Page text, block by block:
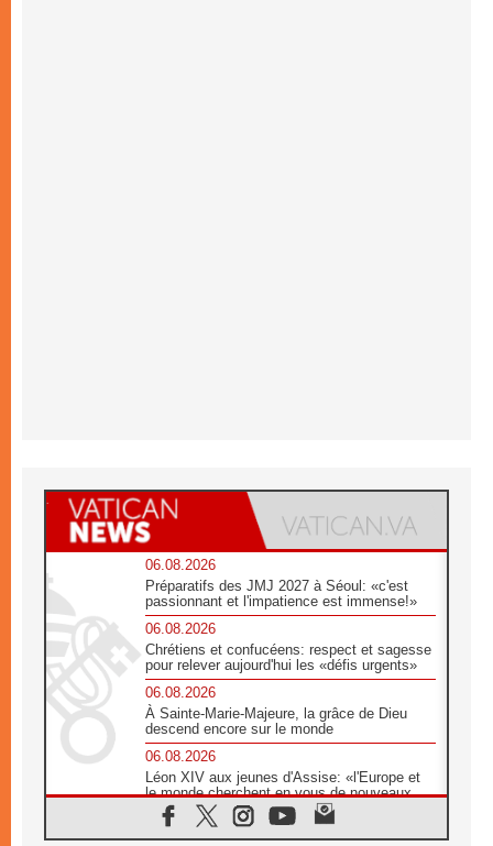
06.08.2026
Préparatifs des JMJ 2027 à Séoul: «c'est
passionnant et l'impatience est immense!»
06.08.2026
Chrétiens et confucéens: respect et sagesse
pour relever aujourd'hui les «défis urgents»
06.08.2026
À Sainte-Marie-Majeure, la grâce de Dieu
descend encore sur le monde
06.08.2026
Léon XIV aux jeunes d'Assise: «l'Europe et
le monde cherchent en vous de nouveaux
saints»
06.08.2026